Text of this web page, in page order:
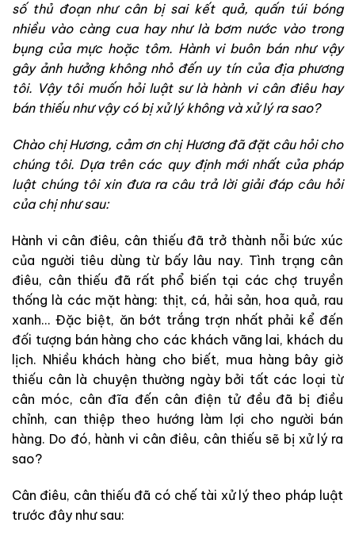
số thủ đoạn như cân bị sai kết quả, quấn túi bóng
nhiều vào càng cua hay như là bơm nước vào trong
bụng của mực hoặc tôm. Hành vi buôn bán như vậy
gây ảnh hưởng không nhỏ đến uy tín của địa phương
tôi. Vậy tôi muốn hỏi luật sư là hành vi cân điêu hay
bán thiếu như vậy có bị xử lý không và xử lý ra sao?
Chào chị Hương, cảm ơn chị Hương đã đặt câu hỏi cho
chúng tôi. Dựa trên các quy định mới nhất của pháp
luật chúng tôi xin đưa ra câu trả lời giải đáp câu hỏi
của chị như sau:
Hành vi cân điêu, cân thiếu đã trở thành nỗi bức xúc
của người tiêu dùng từ bấy lâu nay. Tình trạng cân
điêu, cân thiếu đã rất phổ biến tại các chợ truyền
thống là các mặt hàng: thịt, cá, hải sản, hoa quả, rau
xanh… Đặc biệt, ăn bớt trắng trợn nhất phải kể đến
đối tượng bán hàng cho các khách vãng lai, khách du
lịch. Nhiều khách hàng cho biết, mua hàng bây giờ
thiếu cân là chuyện thường ngày bởi tất các loại từ
cân móc, cân đĩa đến cân điện tử đều đã bị điều
chỉnh, can thiệp theo hướng làm lợi cho người bán
hàng. Do đó, hành vi cân điêu, cân thiếu sẽ bị xử lý ra
sao?
Cân điêu, cân thiếu đã có chế tài xử lý theo pháp luật
trước đây như sau: